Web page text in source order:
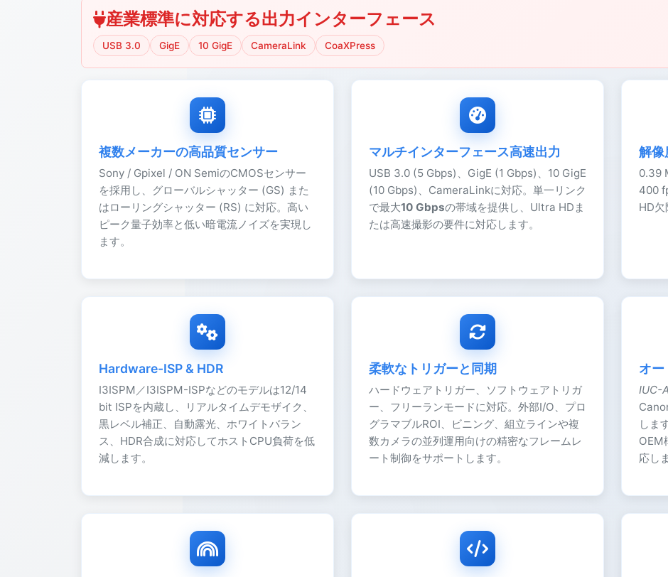
産業標準に対応する出力インターフェース
USB 3.0 GigE 10 GigE CameraLink CoaXPress
複数メーカーの高品質センサー
Sony / Gpixel / ON SemiのCMOSセンサー
を採用し、グローバルシャッター (GS) また
はローリングシャッター (RS) に対応。高い
ピーク量子効率と低い暗電流ノイズを実現し
ます。
マルチインターフェース高速出力
USB 3.0 (5 Gbps)、GigE (1 Gbps)、10 GigE
(10 Gbps)、CameraLinkに対応。単一リンク
で最大10 Gbpsの帯域を提供し、Ultra HDま
たは高速撮影の要件に対応します。
解像
0.39
400
HD欠
Hardware-ISP & HDR
I3ISPM／I3ISPM-ISPなどのモデルは12/14
bit ISPを内蔵し、リアルタイムデモザイク、
黒レベル補正、自動露光、ホワイトバラン
ス、HDR合成に対応してホストCPU負荷を低
減します。
柔軟なトリガーと同期
ハードウェアトリガー、ソフトウェアトリガ
ー、フリーランモードに対応。外部I/O、プロ
グラマブルROI、ビニング、組立ラインや複
数カメラの並列運用向けの精密なフレームレ
ート制御をサポートします。
オー
IUC-
しま
OEM
応し